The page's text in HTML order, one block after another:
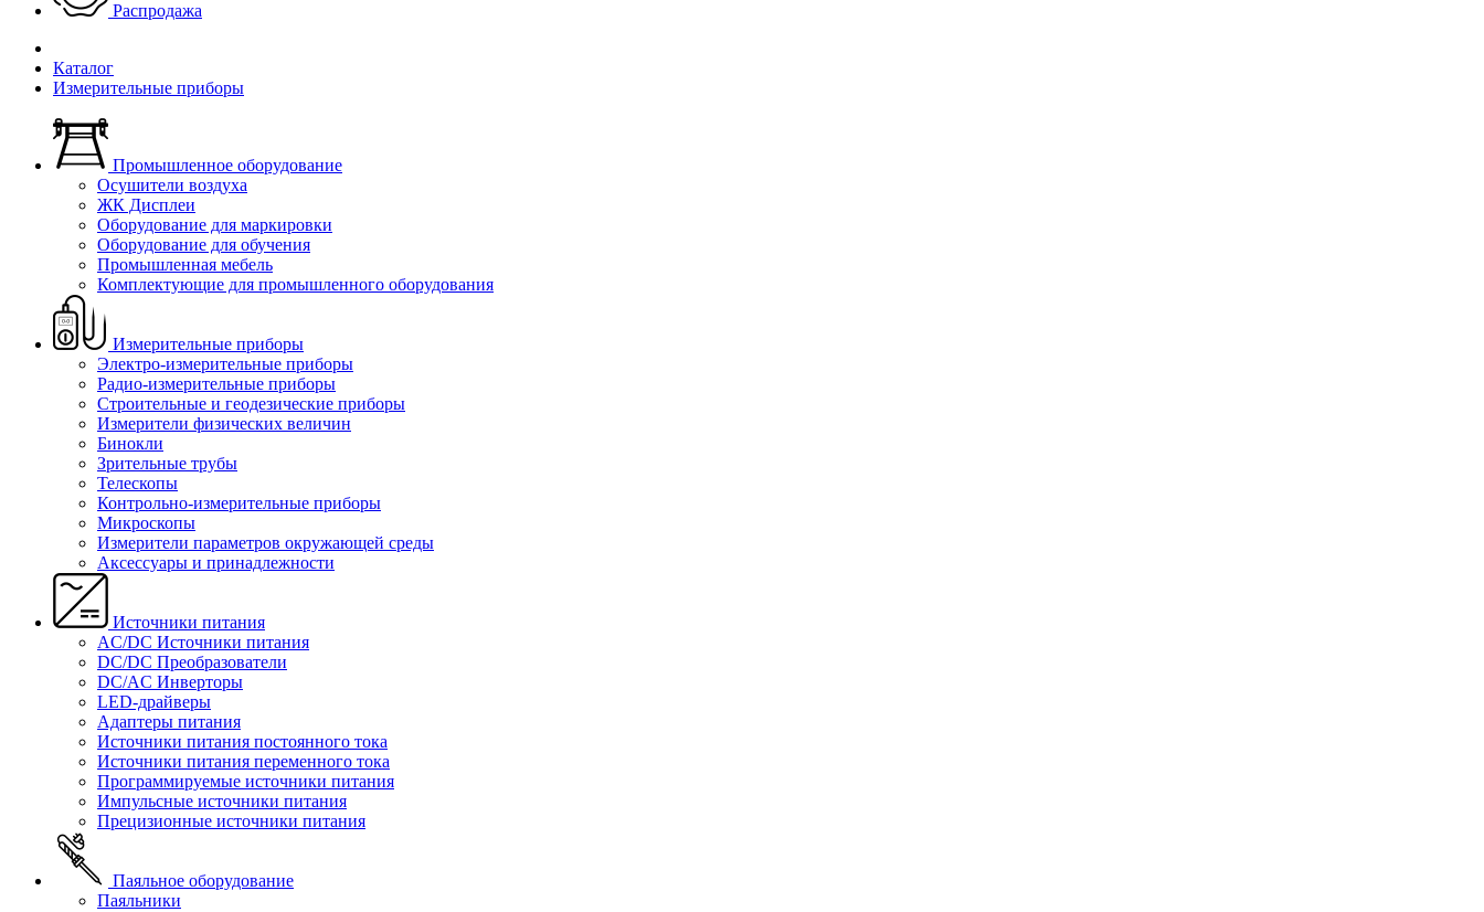
Распродажа
Каталог
Измерительные приборы
Промышленное оборудование
Осушители воздуха
ЖК Дисплеи
Оборудование для маркировки
Оборудование для обучения
Промышленная мебель
Комплектующие для промышленного оборудования
Измерительные приборы
Электро-измерительные приборы
Радио-измерительные приборы
Строительные и геодезические приборы
Измерители физических величин
Бинокли
Зрительные трубы
Телескопы
Контрольно-измерительные приборы
Микроскопы
Измерители параметров окружающей среды
Аксессуары и принадлежности
Источники питания
AC/DC Источники питания
DC/DC Преобразователи
DC/AC Инверторы
LED-драйверы
Адаптеры питания
Источники питания постоянного тока
Источники питания переменного тока
Программируемые источники питания
Импульсные источники питания
Прецизионные источники питания
Паяльное оборудование
Паяльники